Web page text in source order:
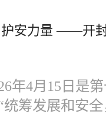
安力量 ——开
月15日是第
筹发展和安